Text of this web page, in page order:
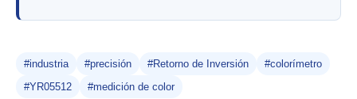
#industria #precisión #Retorno de Inversión
#colorímetro
#YR05512
#medición de color